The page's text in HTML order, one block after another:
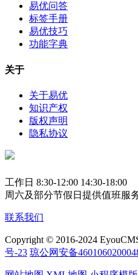
易优问答
标签手册
易优技巧
功能字典
关于
关于易优
知识产权
版权声明
隐私协议
工作日 8:30-12:00 14:30-18:00
周六及部分节假日提供值班服
联系我们
Copyright © 2016-2024
号-23 琼公网安备